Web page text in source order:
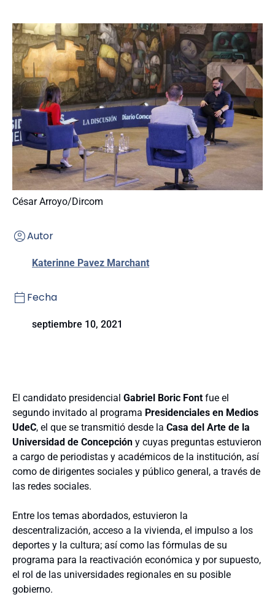
César Arroyo/Dircom
Autor
Katerinne Pavez Marchant
Fecha
septiembre 10, 2021
El candidato presidencial Gabriel Boric Font fue el
segundo invitado al programa Presidenciales en Medios
UdeC, el que se transmitió desde la Casa del Arte de la
Universidad de Concepción y cuyas preguntas estuvieron
a cargo de periodistas y académicos de la institución, así
como de dirigentes sociales y público general, a través de
las redes sociales.
Entre los temas abordados, estuvieron la
descentralización, acceso a la vivienda, el impulso a los
deportes y la cultura; así como las fórmulas de su
programa para la reactivación económica y por supuesto,
el rol de las universidades regionales en su posible
gobierno.